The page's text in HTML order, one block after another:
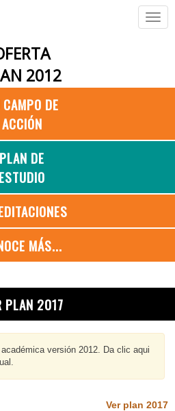
2012
DE
ACCIÓN
PLAN DE
ESTUDIO
MÁS...
PLAN 2017
versión 2012. Da clic aqui
Ver plan 2017